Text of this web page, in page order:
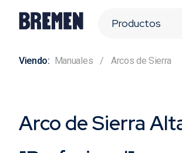
Productos
Manuales Arcos de Sierra
Arco de Sierra